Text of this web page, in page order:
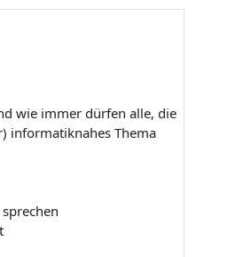
wie immer dürfen alle, die
informatiknahes Thema